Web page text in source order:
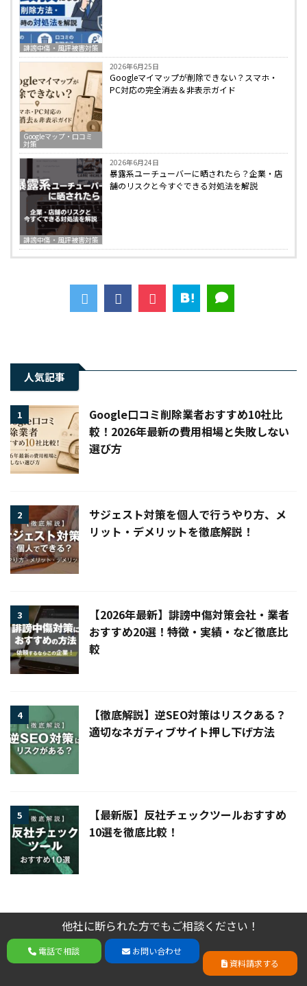
他社に断られた方でもご相談ください！
電話で相談 お問い合わせ 資料請求する
誹謗中傷・風評被害対策
Googleマップ・口コミ
対策
2026年6月25日
Googleマイマップが削除できない？スマホ・
PC対応の完全消去＆非表示ガイド
誹謗中傷・風評被害対策
2026年6月24日
暴露系ユーチューバーに晒されたら？企業・店
舗のリスクと今すぐできる対処法を解説
人気記事
1
Google口コミ削除業者おすすめ10社比
較！2026年最新の費用相場と失敗しない
選び方
2
サジェスト対策を個人で行うやり方、メ
リット・デメリットを徹底解説！
3
【2026年最新】誹謗中傷対策会社・業者
おすすめ20選！特徴・実績・など徹底比
較
4
【徹底解説】逆SEO対策はリスクある？
適切なネガティブサイト押し下げ方法
5
【最新版】反社チェックツールおすすめ
10選を徹底比較！
誹謗中傷・風評被害対策
-ネット,弁護士,誹謗中傷,費用
他社に断られた方でもご相談ください！
電話で相談
お問い合わせ
資料請求する